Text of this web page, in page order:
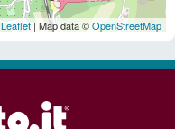
Leaflet| Map data ©OpenStreetMap